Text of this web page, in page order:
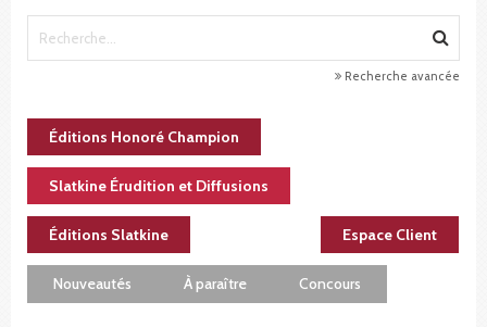
Recherche avancée
Éditions Honoré Champion
Slatkine Érudition et Diffusions
Éditions Slatkine Espace Client
Nouveautés À paraître Concours